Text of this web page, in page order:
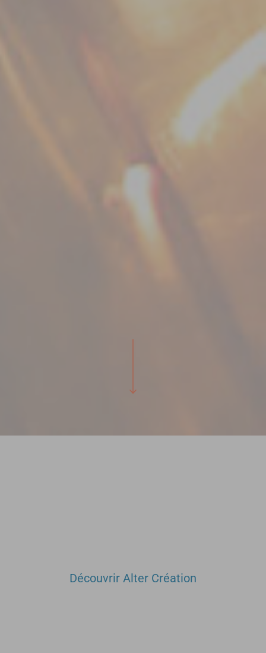
Découvrir Alter Création